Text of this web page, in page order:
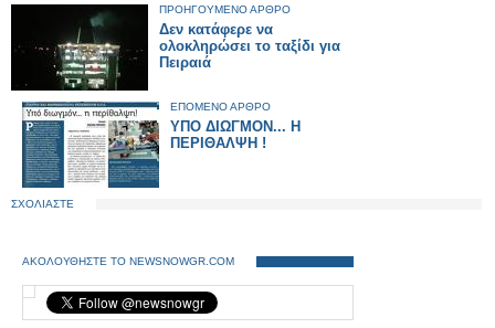
ΠΡΟΗΓΟΥΜΕΝΟ ΑΡΘΡΟ
Δεν κατάφερε να
ολοκληρώσει το ταξίδι για
Πειραιά
ΕΠΟΜΕΝΟ ΑΡΘΡΟ
ΥΠΟ ΔΙΩΓΜΟΝ... Η
ΠΕΡΙΘΑΛΨΗ !
ΣΧΟΛΙΑΣΤΕ
ΑΚΟΛΟΥΘΗΣΤΕ ΤΟ NEWSNOWGR.COM